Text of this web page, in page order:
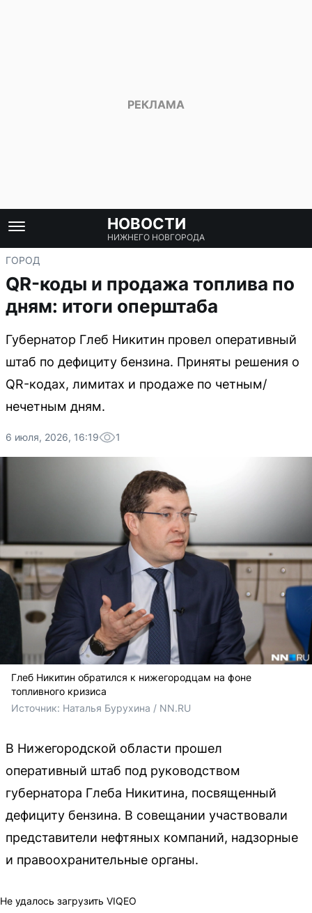
НОВОСТИ
НИЖНЕГО НОВГОРОДА
ГОРОД
QR-коды и продажа топлива по
дням: итоги оперштаба
Губернатор Глеб Никитин провел оперативный
штаб по дефициту бензина. Приняты решения о
QR-кодах, лимитах и продаже по четным/
нечетным дням.
6 июля, 2026, 16:19 1
Глеб Никитин обратился к нижегородцам на фоне
топливного кризиса
Источник: Наталья Бурухина / NN.RU
В Нижегородской области прошел
оперативный штаб под руководством
губернатора Глеба Никитина, посвященный
дефициту бензина. В совещании участвовали
представители нефтяных компаний, надзорные
и правоохранительные органы.
Не удалось загрузить VIQEO